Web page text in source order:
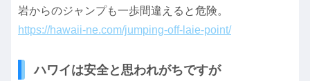
岩からのジャンプも一歩間違えると危険。
https://hawaii-ne.com/jumping-off-laie-point/
ハワイは安全と思われがちですが